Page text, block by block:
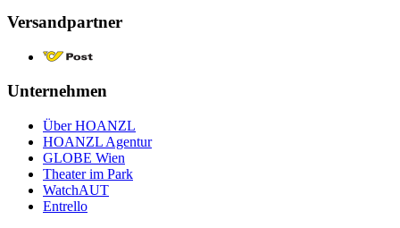
Versandpartner
Unternehmen
Über HOANZL
HOANZL Agentur
GLOBE Wien
Theater im Park
WatchAUT
Entrello